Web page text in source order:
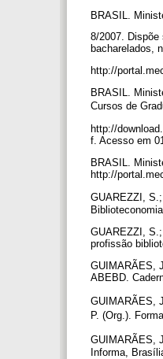
BRASIL.
8/2007. Dispõe
bacharelados,
http://
BRASIL.
Cursos de
http://
f. Acesso em
BRASIL.
http://
GUAREZZI,
GUAREZZI,
profissão
GUIMARÃES,
ABEBD.
GUIMARÃES,
P. (Org.).
GUIMARÃES,
Informa,